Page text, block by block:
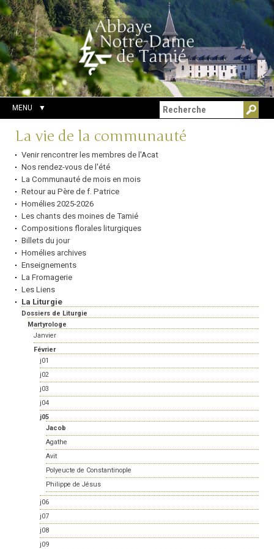
Aller
au
contenu.
|
Aller
à
la
navigation
Outils
personnels
Chercher par
Recherche
avancée…
MENU
Navigation
La vie de la communauté
Venir rencontrer les membres de l'Acat
Nos rendez-vous de l'été
La Communauté de mois en mois
Retour au Père de f. Patrice
Homélies 2025-2026
Les chants des moines de Tamié
Compositions florales liturgiques
Billets du jour
Homélies archives
Enseignements
La Fromagerie
Les Liens
La Liturgie
Dossiers de Liturgie
Martyrologe
Janvier
Février
j01
j02
j03
j04
j05
Jacob
Agathe
Avit
Polyeucte de Constantinople
Philippe de Jésus
j06
j07
j08
j09